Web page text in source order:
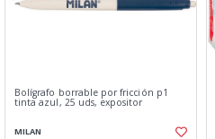
Bolígrafo borrable por fricción p1
tinta azul, 25 uds, expositor
MILAN